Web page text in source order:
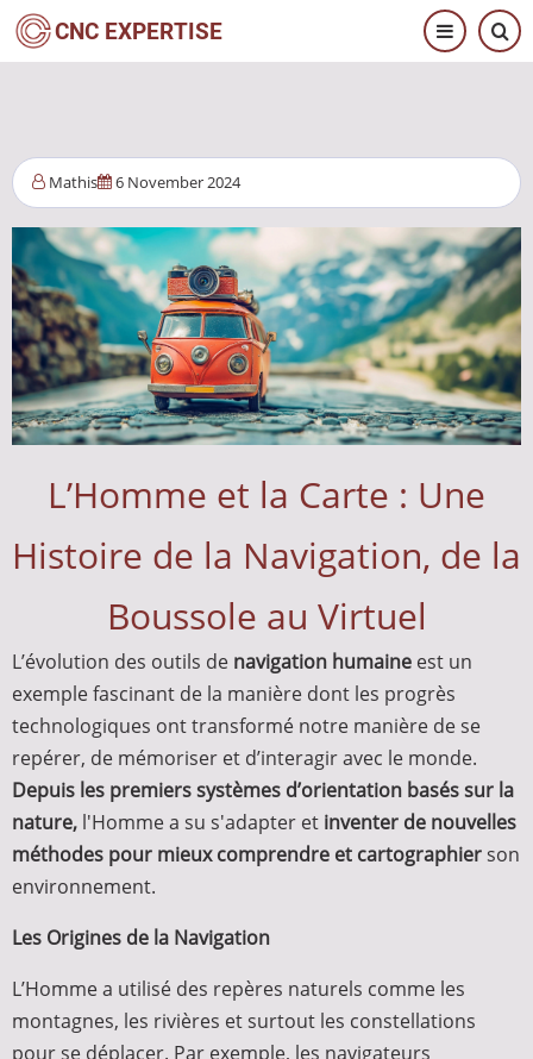
Skip
to
CNC EXPERTISE
Mathis 6 November 2024
L’Homme et la Carte : Une
Histoire de la Navigation, de la
Boussole au Virtuel
L’évolution des outils de navigation humaine est un
exemple fascinant de la manière dont les progrès
technologiques ont transformé notre manière de se
repérer, de mémoriser et d’interagir avec le monde.
Depuis les premiers systèmes d’orientation basés sur la
nature, l'Homme a su s'adapter et inventer de nouvelles
méthodes pour mieux comprendre et cartographierson
environnement.
Les Origines de la Navigation
L’Homme a utilisé des repères naturels comme les
montagnes, les rivières et surtout les constellations
pour se déplacer. Par exemple, les navigateurs